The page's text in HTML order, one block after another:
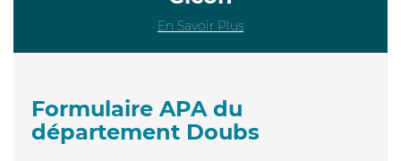
En Savoir Plus
Formulaire APA du
département Doubs